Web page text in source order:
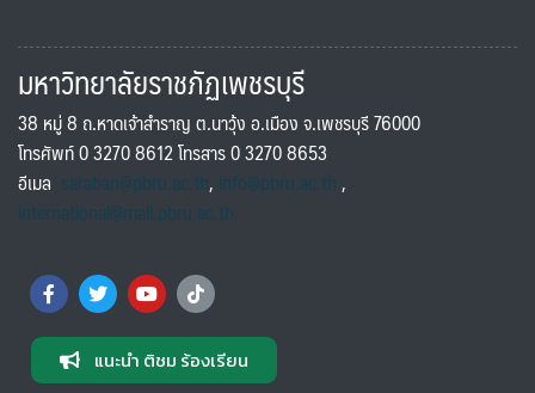
มหาวิทยาลัยราชภัฏเพชรบุรี
38 หมู่ 8 ถ.หาดเจ้าสำราญ ต.นาวุ้ง อ.เมือง จ.เพชรบุรี 76000
โทรศัพท์ 0 3270 8612 โทรสาร 0 3270 8653
อีเมล saraban@pbru.ac.th, info@pbru.ac.th,
international@mail.pbru.ac.th
แนะนำ ติชม ร้องเรียน